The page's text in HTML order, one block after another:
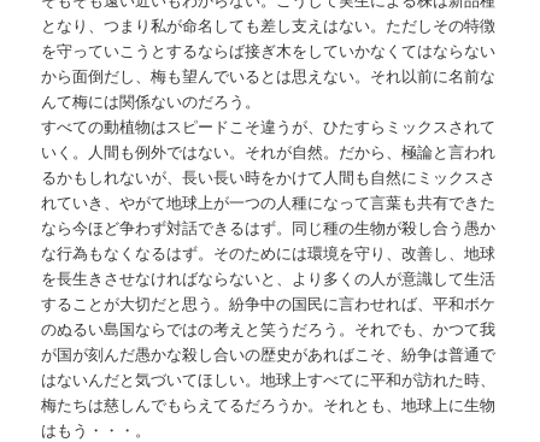
となり、つまり私が命名しても差し支えはない。ただしその特徴
を守っていこうとするならば接ぎ木をしていかなくてはならない
から面倒だし、梅も望んでいるとは思えない。それ以前に名前な
んて梅には関係ないのだろう。
すべての動植物はスピードこそ違うが、ひたすらミックスされて
いく。人間も例外ではない。それが自然。だから、極論と言われ
るかもしれないが、長い長い時をかけて人間も自然にミックスさ
れていき、やがて地球上が一つの人種になって言葉も共有できた
なら今ほど争わず対話できるはず。同じ種の生物が殺し合う愚か
な行為もなくなるはず。そのためには環境を守り、改善し、地球
を長生きさせなければならないと、より多くの人が意識して生活
することが大切だと思う。紛争中の国民に言わせれば、平和ボケ
のぬるい島国ならではの考えと笑うだろう。それでも、かつて我
が国が刻んだ愚かな殺し合いの歴史があればこそ、紛争は普通で
はないんだと気づいてほしい。地球上すべてに平和が訪れた時、
梅たちは慈しんでもらえてるだろうか。それとも、地球上に生物
はもう・・・。